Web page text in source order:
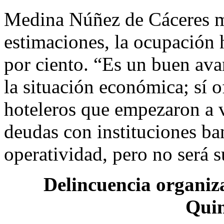
Medina Núñez de Cáceres
estimaciones, la ocupación
por ciento. “Es un buen
la situación económica; sí
hoteleros que empezaron a
deudas con instituciones
operatividad, pero no será
Delincuencia